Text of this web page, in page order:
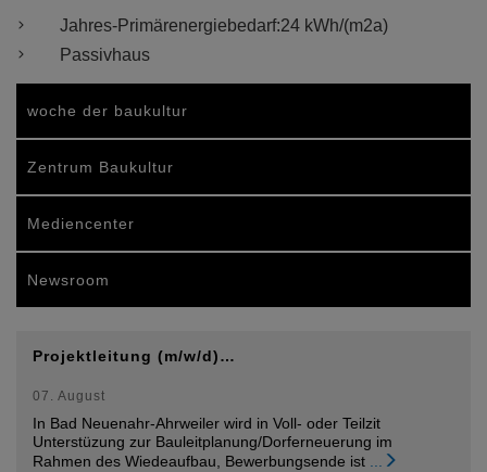
Jahres-Primärenergiebedarf:24 kWh/(m2a)
Passivhaus
woche der baukultur
Zentrum Baukultur
Mediencenter
Newsroom
Projektleitung (m/w/d)…
07. August
In Bad Neuenahr-Ahrweiler wird in Voll- oder Teilzit
Unterstüzung zur Bauleitplanung/Dorferneuerung im
Rahmen des Wiedeaufbau, Bewerbungsende ist